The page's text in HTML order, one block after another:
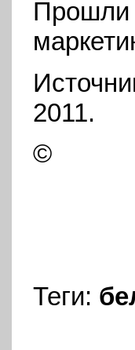
2011.
©
Теги: